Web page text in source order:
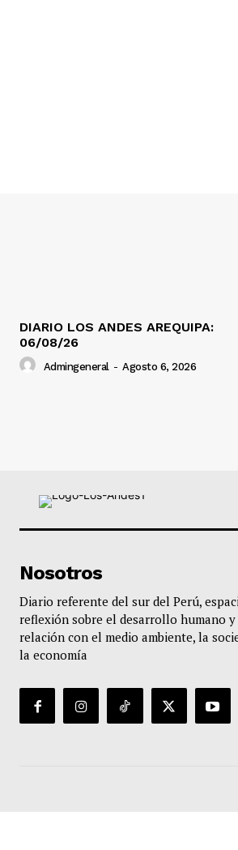
DIARIO LOS ANDES AREQUIPA:
06/08/26
Admingeneral - Agosto 6, 2026
Nosotros
Diario referente del sur del Perú,
reflexión sobre el desarrollo humano y
relación con el medio ambiente, la
la economía